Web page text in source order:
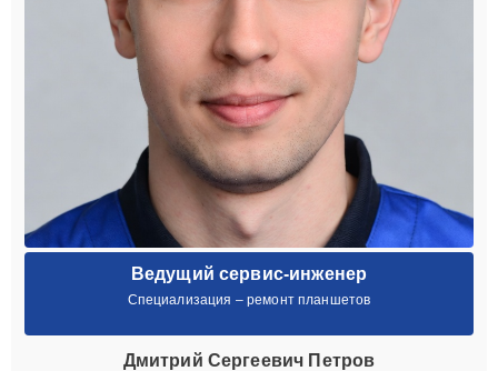
Ведущий сервис-инженер
Специализация – ремонт планшетов
Дмитрий Сергеевич Петров